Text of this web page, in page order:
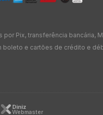
por Pix, transferência bancária,
boleto e cartões de crédito e
Diniz
Webmaster